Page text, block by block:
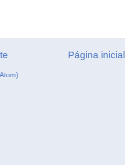
Página inicial